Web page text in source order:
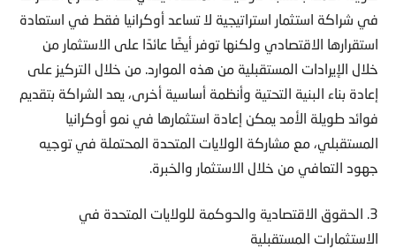
في شراكة استثمار استراتيجية لا تساعد أوكرانيا فقط في استعادة
استقرارها الاقتصادي ولكنها توفر أيضًا عائدًا على الاستثمار من
خلال الإيرادات المستقبلية من هذه الموارد. من خلال التركيز على
إعادة بناء البنية التحتية وأنظمة أساسية أخرى، يعد الشراكة بتقديم
فوائد طويلة الأمد يمكن إعادة استثمارها في نمو أوكرانيا
المستقبلي، مع مشاركة الولايات المتحدة المحتملة في توجيه
جهود التعافي من خلال الاستثمار والخبرة.
3. الحقوق الاقتصادية والحوكمة للولايات المتحدة في
الاستثمارات المستقبلية